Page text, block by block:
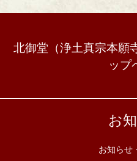
北御堂（浄土真宗本願
ップ
お
お知らせ